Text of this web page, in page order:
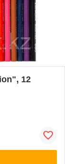
12